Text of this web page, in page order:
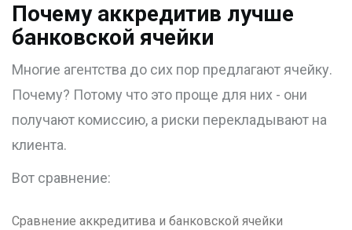
Почему аккредитив лучше
банковской ячейки
Многие агентства до сих пор предлагают ячейку.
Почему? Потому что это проще для них - они
получают комиссию, а риски перекладывают на
клиента.
Вот сравнение:
Сравнение аккредитива и банковской ячейки